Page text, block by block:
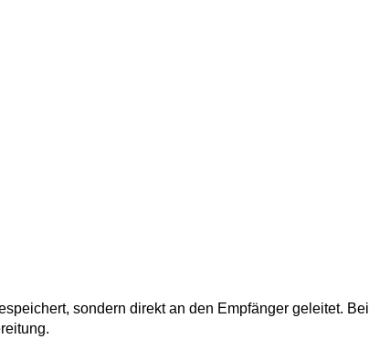
sondern direkt an den Empfänger geleitet. Bei